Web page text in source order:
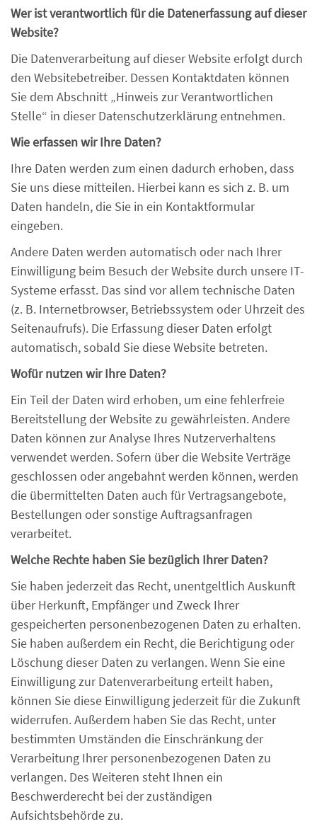
Wer ist verantwortlich für die Datenerfassung auf dieser
Website?
Die Datenverarbeitung auf dieser Website erfolgt durch
den Websitebetreiber. Dessen Kontaktdaten können
Sie dem Abschnitt „Hinweis zur Verantwortlichen
Stelle“ in dieser Datenschutzerklärung entnehmen.
Wie erfassen wir Ihre Daten?
Ihre Daten werden zum einen dadurch erhoben, dass
Sie uns diese mitteilen. Hierbei kann es sich z. B. um
Daten handeln, die Sie in ein Kontaktformular
eingeben.
Andere Daten werden automatisch oder nach Ihrer
Einwilligung beim Besuch der Website durch unsere IT-
Systeme erfasst. Das sind vor allem technische Daten
(z. B. Internetbrowser, Betriebssystem oder Uhrzeit des
Seitenaufrufs). Die Erfassung dieser Daten erfolgt
automatisch, sobald Sie diese Website betreten.
Wofür nutzen wir Ihre Daten?
Ein Teil der Daten wird erhoben, um eine fehlerfreie
Bereitstellung der Website zu gewährleisten. Andere
Daten können zur Analyse Ihres Nutzerverhaltens
verwendet werden. Sofern über die Website Verträge
geschlossen oder angebahnt werden können, werden
die übermittelten Daten auch für Vertragsangebote,
Bestellungen oder sonstige Auftragsanfragen
verarbeitet.
Welche Rechte haben Sie bezüglich Ihrer Daten?
Sie haben jederzeit das Recht, unentgeltlich Auskunft
über Herkunft, Empfänger und Zweck Ihrer
gespeicherten personenbezogenen Daten zu erhalten.
Sie haben außerdem ein Recht, die Berichtigung oder
Löschung dieser Daten zu verlangen. Wenn Sie eine
Einwilligung zur Datenverarbeitung erteilt haben,
können Sie diese Einwilligung jederzeit für die Zukunft
widerrufen. Außerdem haben Sie das Recht, unter
bestimmten Umständen die Einschränkung der
Verarbeitung Ihrer personenbezogenen Daten zu
verlangen. Des Weiteren steht Ihnen ein
Beschwerderecht bei der zuständigen
Aufsichtsbehörde zu.